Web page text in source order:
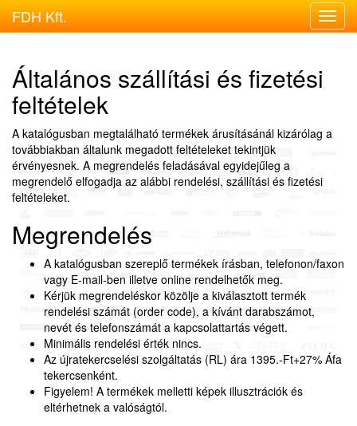
Menu
FDH Kft.
Általános szállítási és fizetési
feltételek
A katalógusban megtalálható termékek árusításánál kizárólag a
továbbiakban általunk megadott feltételeket tekintjük
érvényesnek. A megrendelés feladásával egyidejűleg a
megrendelő elfogadja az alábbi rendelési, szállítási és fizetési
feltételeket.
Megrendelés
A katalógusban szereplő termékek írásban, telefonon/faxon
vagy E-mail-ben illetve online rendelhetők meg.
Kérjük megrendeléskor közölje a kiválasztott termék
rendelési számát (order code), a kívánt darabszámot,
nevét és telefonszámát a kapcsolattartás végett.
Minimális rendelési érték nincs.
Az újratekercselési szolgáltatás (RL) ára 1395.-Ft+27% Áfa
tekercsenként.
Figyelem! A termékek melletti képek illusztrációk és
eltérhetnek a valóságtól.